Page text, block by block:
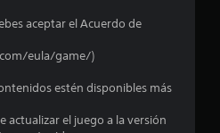
aceptar el Acuerdo de
eula/game/)
estén disponibles más
actualizar el juego a la versión